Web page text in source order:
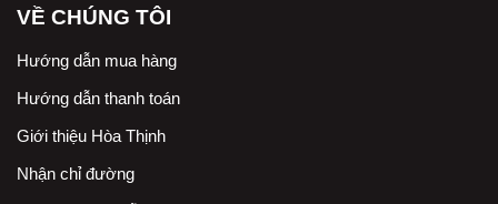
VỀ CHÚNG TÔI
Hướng dẫn mua hàng
Hướng dẫn thanh toán
Giới thiệu Hòa Thịnh
Nhận chỉ đường